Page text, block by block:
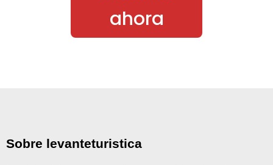
ahora
Sobre levanteturistica